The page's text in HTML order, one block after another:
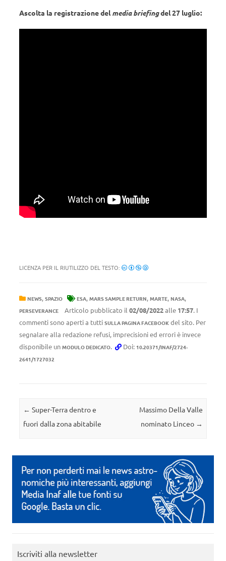
Ascolta la registrazione delmedia briefingdel 27 luglio:
LICENZA PER IL RIUTILIZZO DEL TESTO:
NEWS, SPAZIO ESA, MARS SAMPLE RETURN, MARTE, NASA,
PERSEVERANCE Articolo pubblicato il 02/08/2022alle 17:57. I
commenti sono aperti a tutti SULLA PAGINA FACEBOOK del sito. Per
segnalare alla redazione refusi, imprecisioni ed errori è invece
disponibile un MODULO DEDICATO. Doi: 10.20371/INAF/2724-
2641/1727032
Navigazione articolo
← Super-Terra dentro e
fuori dalla zona abitabile
Massimo Della Valle
nominato Linceo →
Iscriviti alla newsletter